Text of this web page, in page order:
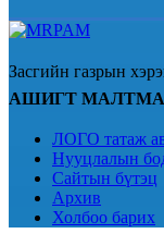
Засгийн газрын
АШИГТ
ЛОГО татаж
Нууцлалын
Сайтын бүтэц
Архив
Холбоо барих